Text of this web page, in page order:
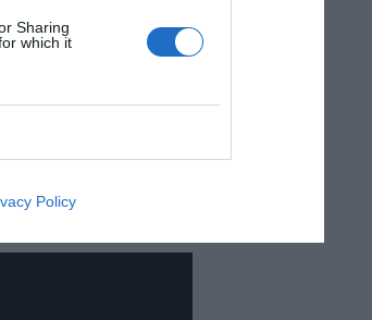
Sharing
which it
Policy